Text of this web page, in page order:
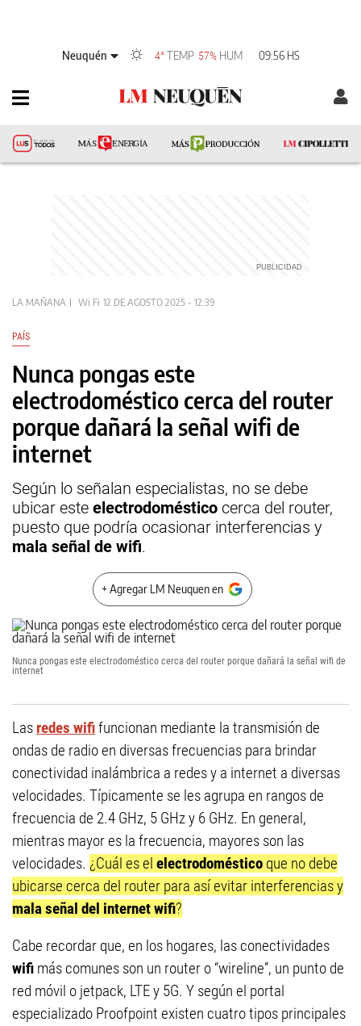
Neuquén 4° TEMP 57% HUM 09:56 HS
LA MAÑANA Wi Fi 12 DE AGOSTO 2025 - 12:39
PAÍS
Nunca pongas este
electrodoméstico cerca del router
porque dañará la señal wifi de
internet
Según lo señalan especialistas, no se debe
ubicar este electrodoméstico cerca del router,
puesto que podría ocasionar interferencias y
mala señal de wifi.
+ Agregar LM Neuquen en
Nunca pongas este electrodoméstico cerca del router porque dañará la señal wifi de
internet
Las redes wififuncionan mediante la transmisión de
ondas de radio en diversas frecuencias para brindar
conectividad inalámbrica a redes y a internet a diversas
velocidades. Típicamente se les agrupa en rangos de
frecuencia de 2.4 GHz, 5 GHz y 6 GHz. En general,
mientras mayor es la frecuencia, mayores son las
velocidades. ¿Cuál es el electrodoméstico que no debe
ubicarse cerca del router para así evitar interferencias y
mala señal del internet wifi?
Cabe recordar que, en los hogares, las conectividades
wifi más comunes son un router o “wireline”, un punto de
red móvil o jetpack, LTE y 5G. Y según el portal
especializado Proofpoint existen cuatro tipos principales